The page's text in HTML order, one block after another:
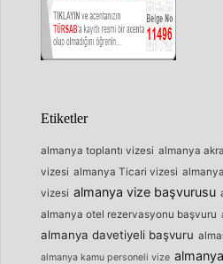
Etiketler
almanya toplantı vizesi almanya
vizesi almanya Ticari vizesi
vizesi almanya vize başvurusu
almanya otel rezervasyonu başvuru
almanya davetiyeli başvuru
almanya kamu personeli vize